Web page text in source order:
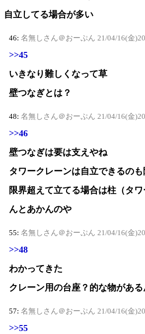
自立してる場合が多い
46: 名無しさん＠おーぷん 21/04/16(金
>>45
いきなり難しくなって草
壁つなぎとは？
48: 名無しさん＠おーぷん 21/04/16(金
>>46
壁つなぎは要は支えやね
タワークレーンは自立できるの
限界超えて立てる場合は柱（タ
んとあかんのや
55: 名無しさん＠おーぷん 21/04/16(金
>>48
わかってきた
クレーン用の台座？的な物があ
57: 名無しさん＠おーぷん 21/04/16(金
>>55